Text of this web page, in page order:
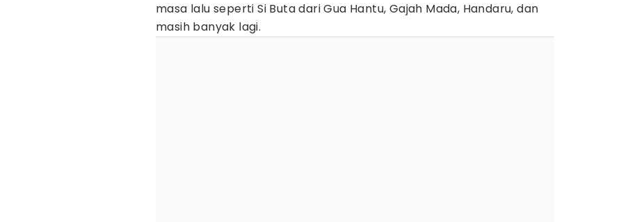
masa lalu seperti Si Buta dari Gua Hantu, Gajah Mada, Handaru, dan
masih banyak lagi.